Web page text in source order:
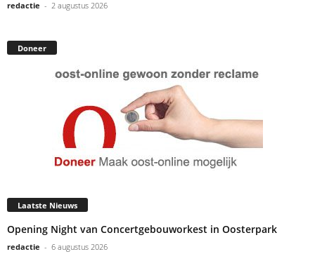
redactie - 2 augustus 2026
Doneer
Laatste Nieuws
Opening Night van Concertgebouworkest in Oosterpark
redactie - 6 augustus 2026